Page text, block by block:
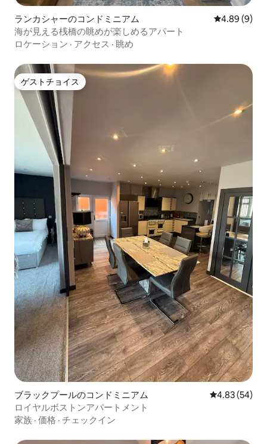
ランカシャーのコンドミニアム レビュー9件
4.89 (9)
海が見える桟橋の眺めが楽しめるアパート
ロケーション · アクセス · 眺め
ゲストチョイス
ゲストチョイス
ブラックプールのコンドミニアム レビュー54
4.83 (54)
ロイヤルボストンアパートメント
家族 · 価格 · チェックイン